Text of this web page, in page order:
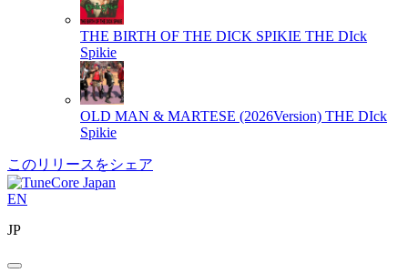
THE BIRTH OF THE DICK SPIKIE THE DIck
Spikie
OLD MAN & MARTESE (2026Version) THE DIck
Spikie
このリリースをシェア
EN
JP